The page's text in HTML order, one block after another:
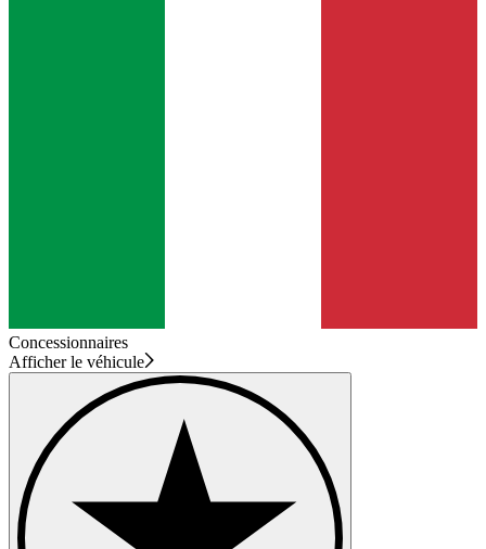
Concessionnaires
Afficher le véhicule